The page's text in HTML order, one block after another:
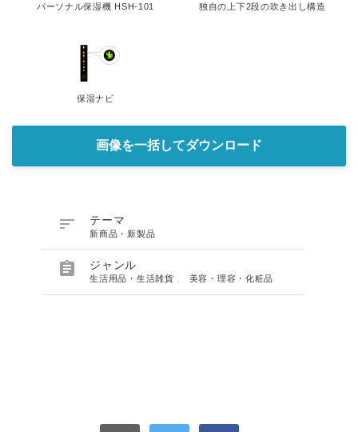
パーソナル保湿機 HSH-101 独自の上下2段の吹き出し構造
保湿ナビ
画像を一括してダウンロード
 テーマ
新商品・新製品
 ジャンル
生活用品・生活雑貨 美容・理容・化粧品